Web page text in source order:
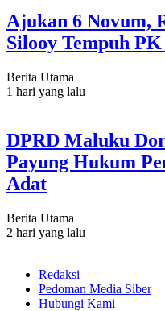
Ajukan 6 Novum,
Silooy Tempuh
Berita Utama
1 hari yang lalu
DPRD Maluku
Payung Hukum
Adat
Berita Utama
2 hari yang lalu
Redaksi
Pedoman Media Siber
Hubungi Kami